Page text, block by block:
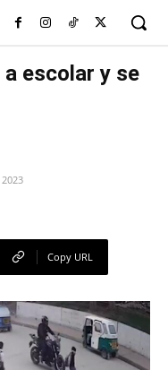
escolar y se
Copy URL